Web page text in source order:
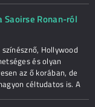
Ronan-ról
Hollywood
és olyan
az ő korában, de
céltudatos is. A